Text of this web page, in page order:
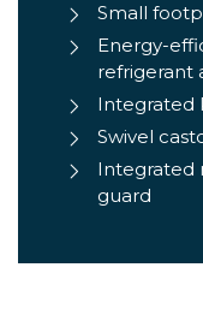
Small
Energy-
refrigerant
Integrated
Swivel
Integrated
guard